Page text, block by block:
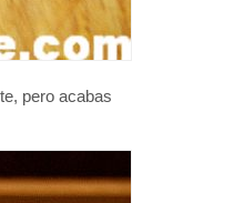
pero acabas